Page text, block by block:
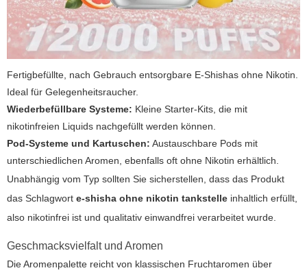
Fertigbefüllte, nach Gebrauch entsorgbare E-Shishas ohne Nikotin.
Ideal für Gelegenheitsraucher.
Wiederbefüllbare Systeme: Kleine Starter-Kits, die mit
nikotinfreien Liquids nachgefüllt werden können.
Pod-Systeme und Kartuschen: Austauschbare Pods mit
unterschiedlichen Aromen, ebenfalls oft ohne Nikotin erhältlich.
Unabhängig vom Typ sollten Sie sicherstellen, dass das Produkt
das Schlagwort e-shisha ohne nikotin tankstelle inhaltlich erfüllt,
also nikotinfrei ist und qualitativ einwandfrei verarbeitet wurde.
Geschmacksvielfalt und Aromen
Die Aromenpalette reicht von klassischen Fruchtaromen über